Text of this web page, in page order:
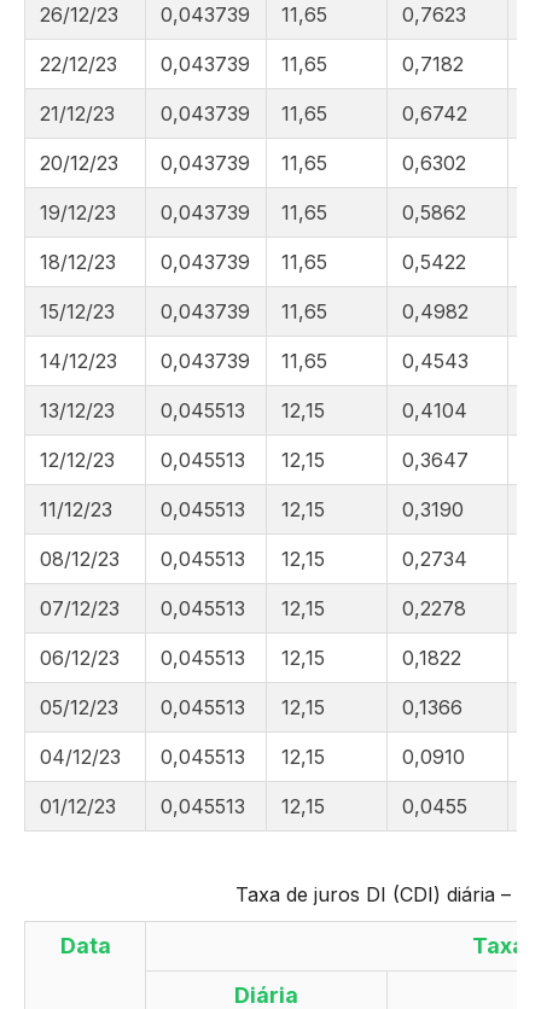
26/12/23 0,043739 11,65 0,7623
22/12/23 0,043739 11,65 0,7182
21/12/23 0,043739 11,65 0,6742
20/12/23 0,043739 11,65 0,6302
19/12/23 0,043739 11,65 0,5862
18/12/23 0,043739 11,65 0,5422
15/12/23 0,043739 11,65 0,4982
14/12/23 0,043739 11,65 0,4543
13/12/23 0,045513 12,15 0,4104
12/12/23 0,045513 12,15 0,3647
11/12/23 0,045513 12,15 0,3190
08/12/23 0,045513 12,15 0,2734
07/12/23 0,045513 12,15 0,2278
06/12/23 0,045513 12,15 0,1822
05/12/23 0,045513 12,15 0,1366
04/12/23 0,045513 12,15 0,0910
01/12/23 0,045513 12,15 0,0455
Taxa de juros DI (CDI) diária –
Data
Taxa
Diária